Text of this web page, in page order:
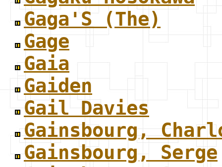
Gaga'S (The)
Gage
Gaia
Gaiden
Gail Davies
Gainsbourg,
Gainsbourg, Serge